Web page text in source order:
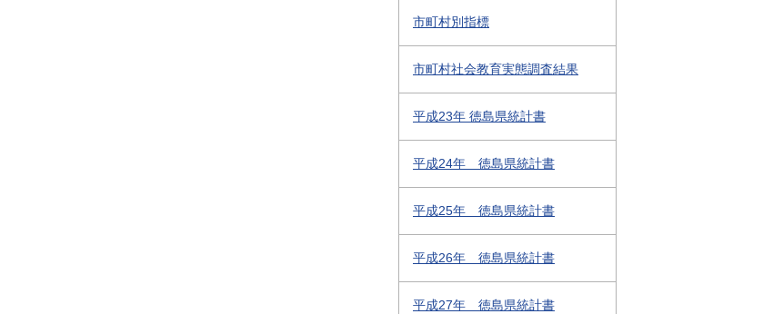
市町村別指標
市町村社会教育実態調査結果
平成23年 徳島県統計書
平成24年 徳島県統計書
平成25年 徳島県統計書
平成26年 徳島県統計書
平成27年 徳島県統計書